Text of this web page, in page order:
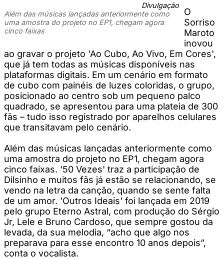
Divulgação
Além das músicas lançadas anteriormente como
uma amostra do projeto no EP1, chegam agora
cinco faixas
O
Sorriso
Maroto
inovou
ao gravar o projeto 'Ao Cubo, Ao Vivo, Em Cores',
que já tem todas as músicas disponíveis nas
plataformas digitais. Em um cenário em formato
de cubo com painéis de luzes coloridas, o grupo,
posicionado ao centro sob um pequeno palco
quadrado, se apresentou para uma plateia de 300
fãs – tudo isso registrado por aparelhos celulares
que transitavam pelo cenário.
Além das músicas lançadas anteriormente como
uma amostra do projeto no EP1, chegam agora
cinco faixas. '50 Vezes' traz a participação de
Dilsinho e muitos fãs já estão se relacionando, se
vendo na letra da canção, quando se sente falta
de um amor. 'Outros Ideais' foi lançada em 2019
pelo grupo Eterno Astral, com produção do Sérgio
Jr, Lele e Bruno Cardoso, que sempre gostou da
levada, da sua melodia, “acho que algo nos
preparava para esse encontro 10 anos depois”,
conta o vocalista.